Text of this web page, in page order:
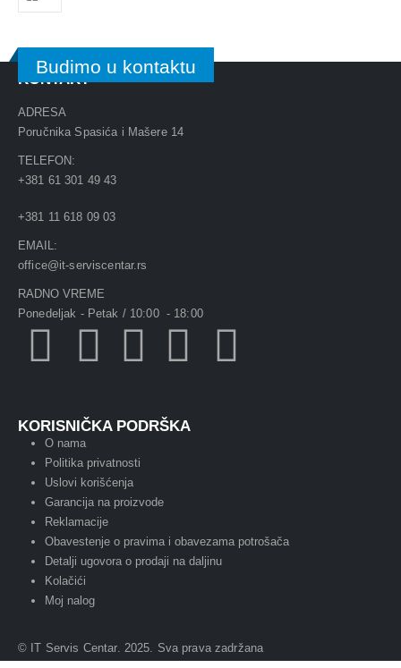
Budimo u kontaktu
KONTAKT
ADRESA
Poručnika Spasića i Mašere 14
TELEFON:
+381 61 301 49 43
+381 11 618 09 03
EMAIL:
office@it-serviscentar.rs
RADNO VREME
Ponedeljak - Petak / 10:00 - 18:00
KORISNIČKA PODRŠKA
O nama
Politika privatnosti
Uslovi korišćenja
Garancija na proizvode
Reklamacije
Obavestenje o pravima i obavezama potrošača
Detalji ugovora o prodaji na daljinu
Kolačići
Moj nalog
© IT Servis Centar. 2025. Sva prava zadržana